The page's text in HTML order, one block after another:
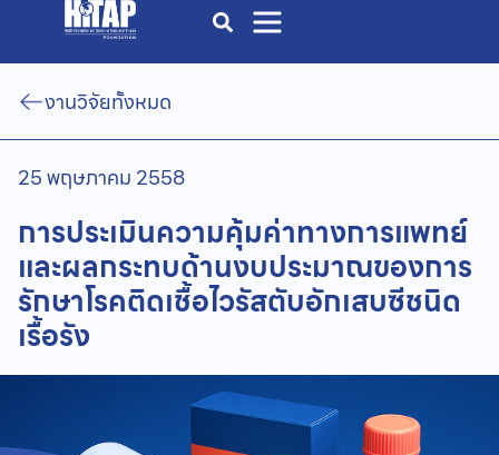
งานวิจัยทั้งหมด
25 พฤษภาคม 2558
การประเมินความคุ้มค่าทางการแพทย์
และผลกระทบด้านงบประมาณของการ
รักษาโรคติดเชื้อไวรัสตับอักเสบซีชนิด
เรื้อรัง